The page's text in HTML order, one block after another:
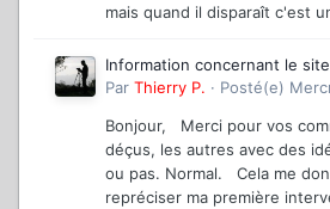
mais quand il disparaît c'est
Information concernant le
Par Thierry P. · Posté(e)
Bonjour, Merci pour vos
déçus, les autres avec des
ou pas. Normal. Cela me
repréciser ma première